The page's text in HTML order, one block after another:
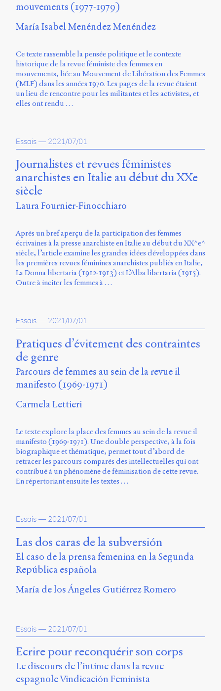
mouvements (1977-1979)
María Isabel Menéndez Menéndez
Ce texte rassemble la pensée politique et le contexte
historique de la revue féministe des femmes en
mouvements, liée au Mouvement de Libération des Femmes
(MLF) dans les années 1970. Les pages de la revue étaient
un lieu de rencontre pour les militantes et les activistes, et
elles ont rendu …
Essais — 2021/07/01
Journalistes et revues féministes
anarchistes en Italie au début du XXe
siècle
Laura Fournier-Finocchiaro
Après un bref aperçu de la participation des femmes
écrivaines à la presse anarchiste en Italie au début du XX^e^
siècle, l’article examine les grandes idées développées dans
les premières revues féminines anarchistes publiés en Italie,
La Donna libertaria (1912-1913) et L’Alba libertaria (1915).
Outre à inciter les femmes à …
Essais — 2021/07/01
Pratiques d’évitement des contraintes
de genre
Parcours de femmes au sein de la revue il
manifesto (1969-1971)
Carmela Lettieri
Le texte explore la place des femmes au sein de la revue il
manifesto (1969-1971). Une double perspective, à la fois
biographique et thématique, permet tout d’abord de
retracer les parcours comparés des intellectuelles qui ont
contribué à un phénomène de féminisation de cette revue.
En répertoriant ensuite les textes …
Essais — 2021/07/01
Las dos caras de la subversión
El caso de la prensa femenina en la Segunda
República española
María de los Ángeles Gutiérrez Romero
Essais — 2021/07/01
Ecrire pour reconquérir son corps
Le discours de l’intime dans la revue
espagnole Vindicación Feminista